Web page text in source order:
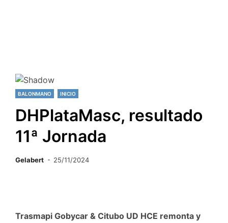
BALONMANO INICIO
DHPlataMasc, resultado
11ª Jornada
Gelabert 25/11/2024
Trasmapi Gobycar & Citubo UD HCE remonta y